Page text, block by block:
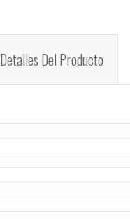
Detalles Del Producto